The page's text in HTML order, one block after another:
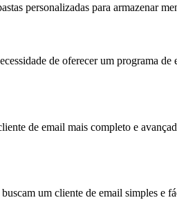
personalizadas para armazenar
de oferecer um programa
de email mais completo e
um cliente de email simples e